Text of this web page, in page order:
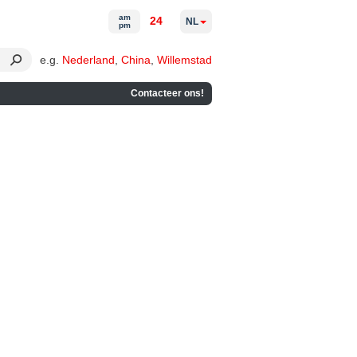
e.g. Nederland China Willemstad
Contacteer ons!
am
pm
24 NL